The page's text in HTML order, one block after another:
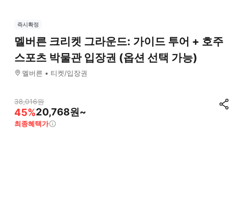
즉시확정
멜버른 크리켓 그라운드: 가이드 투어 + 호주
스포츠 박물관 입장권 (옵션 선택 가능)
멜버른 티켓/입장권
38,016원
45%20,768원~
최종혜택가